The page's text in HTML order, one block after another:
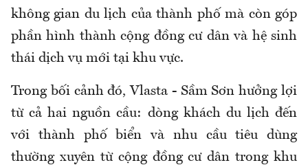
không gian du lịch của thành phố mà còn góp
phần hình thành cộng đồng cư dân và hệ sinh
thái dịch vụ mới tại khu vực.
Trong bối cảnh đó, Vlasta - Sầm Sơn hưởng lợi
từ cả hai nguồn cầu: dòng khách du lịch đến
với thành phố biển và nhu cầu tiêu dùng
thường xuyên từ cộng đồng cư dân trong khu